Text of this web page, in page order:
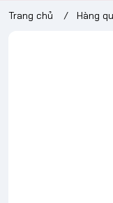
Trang chủ / Hàng